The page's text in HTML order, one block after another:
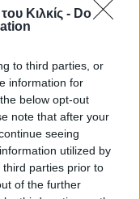
Κιλκίς - Do
to third parties, or
information for
below opt-out
note that after your
seeing
utilized by
parties prior to
of the further